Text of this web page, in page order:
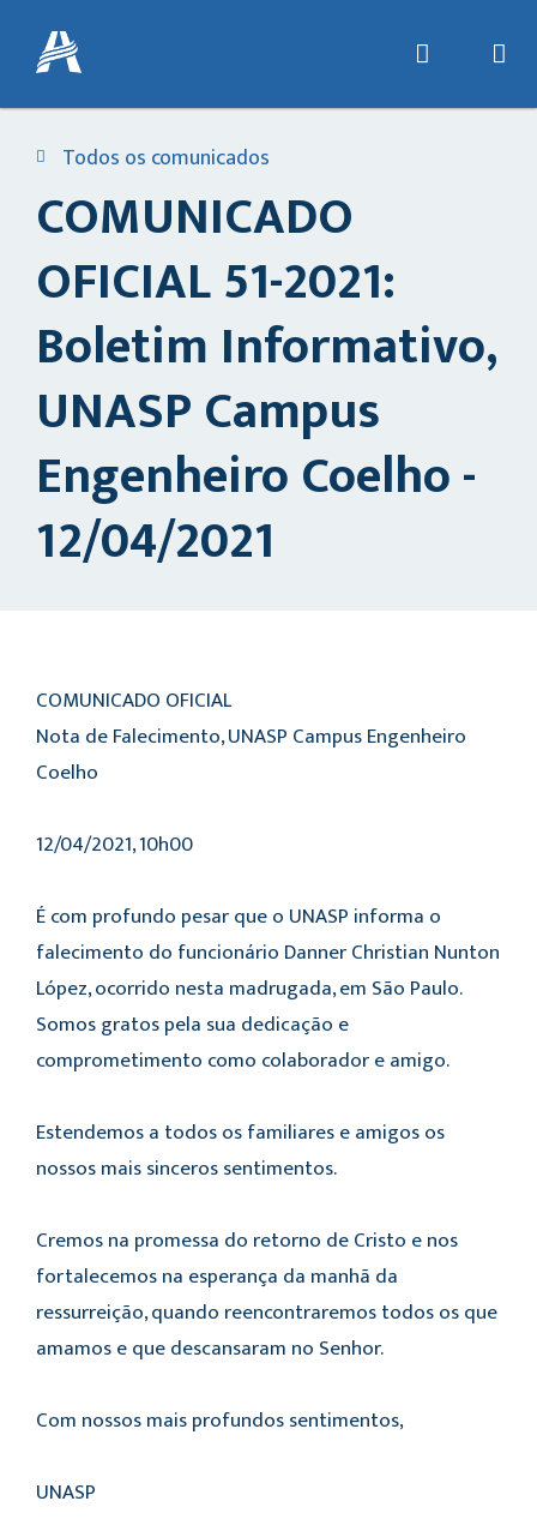
Todos os comunicados
COMUNICADO
OFICIAL 51-2021:
Boletim Informativo,
UNASP Campus
Engenheiro Coelho -
12/04/2021
COMUNICADO OFICIAL
Nota de Falecimento, UNASP Campus Engenheiro
Coelho
12/04/2021, 10h00
É com profundo pesar que o UNASP informa o
falecimento do funcionário Danner Christian Nunton
López, ocorrido nesta madrugada, em São Paulo.
Somos gratos pela sua dedicação e
comprometimento como colaborador e amigo.
Estendemos a todos os familiares e amigos os
nossos mais sinceros sentimentos.
Cremos na promessa do retorno de Cristo e nos
fortalecemos na esperança da manhã da
ressurreição, quando reencontraremos todos os que
amamos e que descansaram no Senhor.
Com nossos mais profundos sentimentos,
UNASP